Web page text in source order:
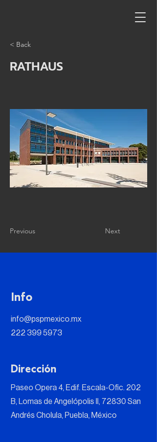
< Back
RATHAUS
Previous Next
Info
info@pspmexico.mx
222 399 5973
Dirección
Paseo Opera 4, Edif. Escala-Ofic. 202
B, Lomas de Angelópolis II, 72830 San
Andrés Cholula, Puebla, México